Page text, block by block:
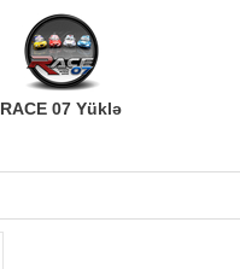
RACE 07 Yüklə